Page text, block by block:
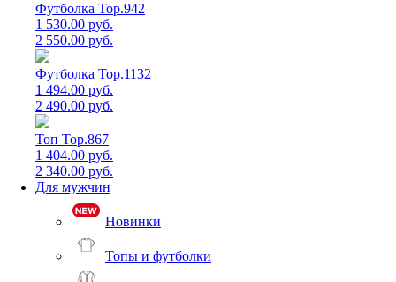
Футболка Top.942
1 530.00 руб.
2 550.00 руб.
Футболка Top.1132
1 494.00 руб.
2 490.00 руб.
Топ Top.867
1 404.00 руб.
2 340.00 руб.
Для мужчин
Новинки
Топы и футболки